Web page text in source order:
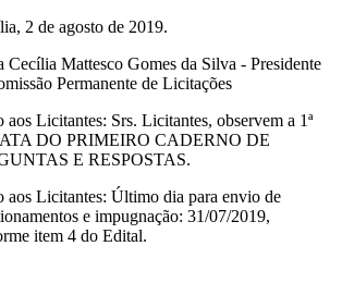
2 de agosto de 2019.
Cecília Mattesco Gomes da Silva - Presidente
Permanente de Licitações
aos Licitantes: Srs. Licitantes, observem a 1ª
DO PRIMEIRO CADERNO DE
E RESPOSTAS.
aos Licitantes: Último dia para envio de
e impugnação: 31/07/2019,
item 4 do Edital.